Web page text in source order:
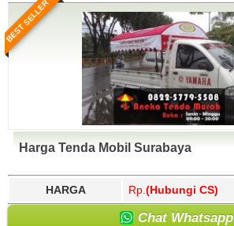
BEST SELLER
Harga Tenda Mobil Surabaya
HARGA Rp. (Hubungi CS)
Chat Whatsapp